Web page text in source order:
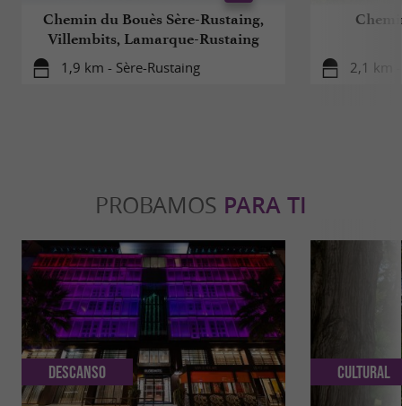
Chemin du Bouès Sère-Rustaing,
Villembits, Lamarque-Rustaing
1,9 km - Sère-Rustaing 2,1 km
PROBAMOS PARA TI
Descanso Cultural